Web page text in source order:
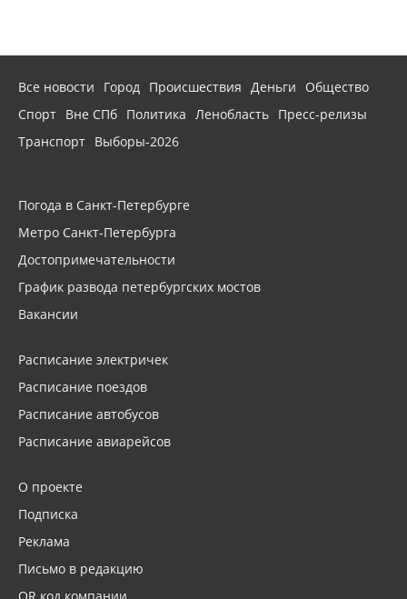
Все новости Город Происшествия Деньги
Общество
Спорт Вне СПб Политика Ленобласть Пресс-релизы
Транспорт Выборы-2026
Погода в Санкт-Петербурге
Метро Санкт-Петербурга
Достопримечательности
График развода петербургских мостов
Вакансии
Расписание электричек
Расписание поездов
Расписание автобусов
Расписание авиарейсов
О проекте
Подписка
Реклама
Письмо в редакцию
QR код компании